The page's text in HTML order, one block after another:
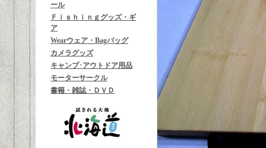
ール
Ｆｉｓｈｉｎｇグッズ・ギ
ア
Wearウェア・Bagバッグ
カメラグッズ
キャンプ･アウトドア用品
モーターサークル
書籍・雑誌・ＤＶＤ